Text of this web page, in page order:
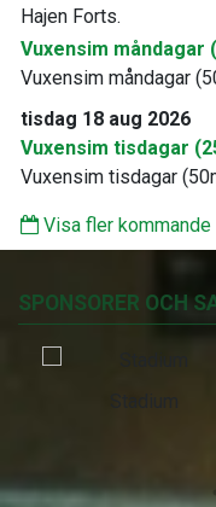
Hajen Forts.
Vuxensim måndagar
Vuxensim måndagar
tisdag 18 aug 2026
Vuxensim tisdagar
Vuxensim tisdagar
Visa fler kommande
SPONSORER OCH